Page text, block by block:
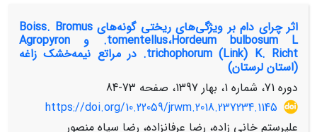
اثر چرای دام بر ویژگی‌های ریختی گونه‌های Boiss. Bromus
tomentellus،Hordeum bulbosum L. و Agropyron
trichophorum (Link) K. Richt. در مراتع نیمه‌خشک زاغه
(استان لرستان)
دوره 71، شماره 1، بهار 1397، صفحه
73-84
https://doi.org/10.22059/jrwm.2018.237234.1145
علیرستم خانی زاده، رضا عرفانزاده، رضا سیاه منصور